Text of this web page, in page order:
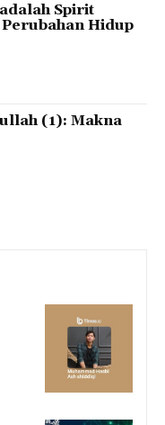
Spirit
Hidup
(1): Makna